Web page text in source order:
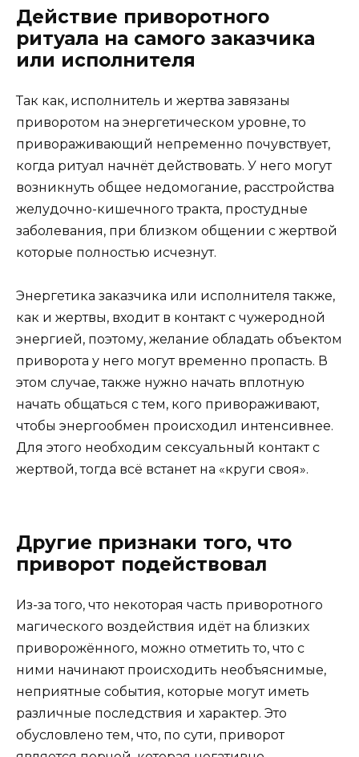
Действие приворотного
ритуала на самого заказчика
или исполнителя
Так как, исполнитель и жертва завязаны
приворотом на энергетическом уровне, то
привораживающий непременно почувствует,
когда ритуал начнёт действовать. У него могут
возникнуть общее недомогание, расстройства
желудочно-кишечного тракта, простудные
заболевания, при близком общении с жертвой
которые полностью исчезнут.
Энергетика заказчика или исполнителя также,
как и жертвы, входит в контакт с чужеродной
энергией, поэтому, желание обладать объектом
приворота у него могут временно пропасть. В
этом случае, также нужно начать вплотную
начать общаться с тем, кого привораживают,
чтобы энергообмен происходил интенсивнее.
Для этого необходим сексуальный контакт с
жертвой, тогда всё встанет на «круги своя».
Другие признаки того, что
приворот подействовал
Из-за того, что некоторая часть приворотного
магического воздействия идёт на близких
приворожённого, можно отметить то, что с
ними начинают происходить необъяснимые,
неприятные события, которые могут иметь
различные последствия и характер. Это
обусловлено тем, что, по сути, приворот